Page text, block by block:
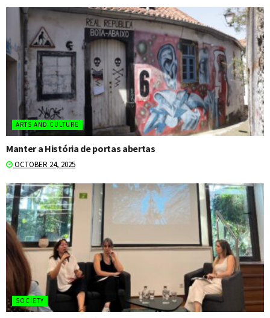
ARTS AND CULTURE
Manter a História de portas abertas
OCTOBER 24, 2025
SOCIETY